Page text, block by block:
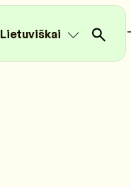
Lietuviškai